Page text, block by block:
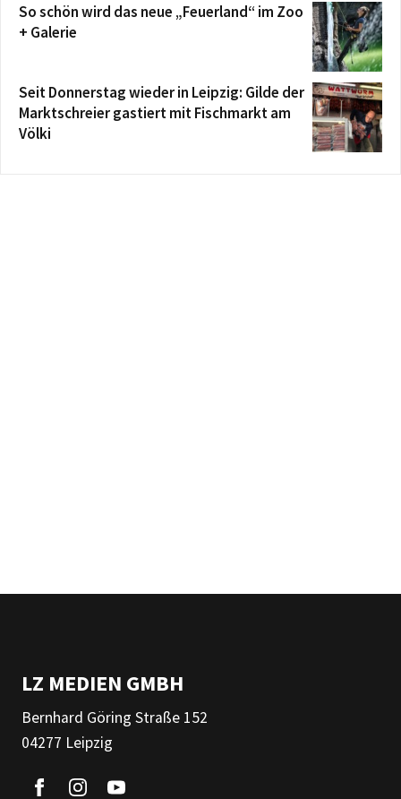
So schön wird das neue „Feuerland“ im Zoo
+ Galerie
Seit Donnerstag wieder in Leipzig: Gilde der
Marktschreier gastiert mit Fischmarkt am
Völki
LZ MEDIEN GMBH
Bernhard Göring Straße 152
04277 Leipzig